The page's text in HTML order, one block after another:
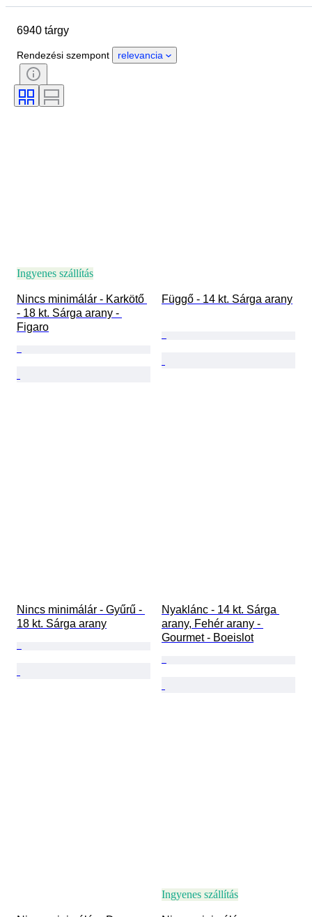
Country of origin
Állapot
Tanúsítvány
Finomság
Stílus
Színtartomány
6940 tárgy
Rendezési szempont relevancia
Ingyenes szállítás
Nincs minimálár - Karkötő
- 18 kt. Sárga arany -
Figaro
Függő - 14 kt. Sárga arany
Nincs minimálár - Gyűrű -
18 kt. Sárga arany
Nyaklánc - 14 kt. Sárga
arany, Fehér arany -
Gourmet - Boeislot
Ingyenes szállítás